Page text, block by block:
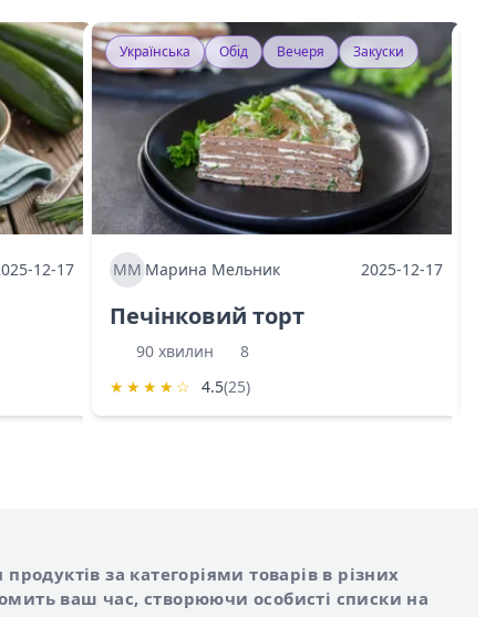
12-17
Українська Обід Вечеря Закуски
МММарина Мельник 2025-12-17
Печінковий торт
90 хвилин
8
★ ★ ★ ★ ☆ 4.5(25)
за категоріями товарів в різних
ваш час, створюючи особисті списки на